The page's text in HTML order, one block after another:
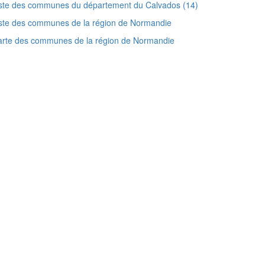
des communes du département du Calvados (14)
des communes de la région de Normandie
des communes de la région de Normandie